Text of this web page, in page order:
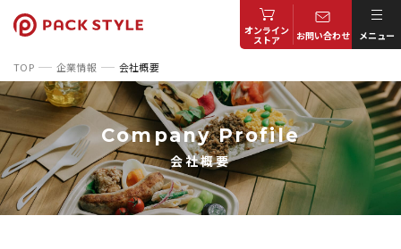
オンライン
ストア お問い合わせ メニュー
TOP 企業情報 会社概要
Company Profile
会社概要